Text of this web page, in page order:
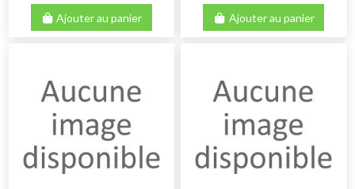
Ajouter au panier Ajouter au panier